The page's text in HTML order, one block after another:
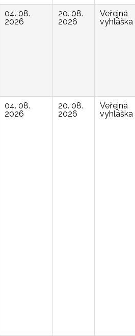
04. 08.
2026
20. 08.
2026
Veřejná
vyhláška
04. 08.
2026
20. 08.
2026
Veřejná
vyhláška